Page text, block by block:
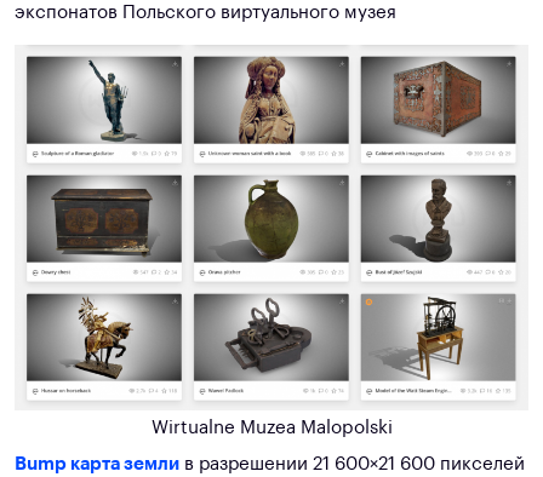
экспонатов Польского виртуального музея
Wirtualne Muzea Malopolski
Bump карта земли в разрешении 21 600×21 600 пикселей